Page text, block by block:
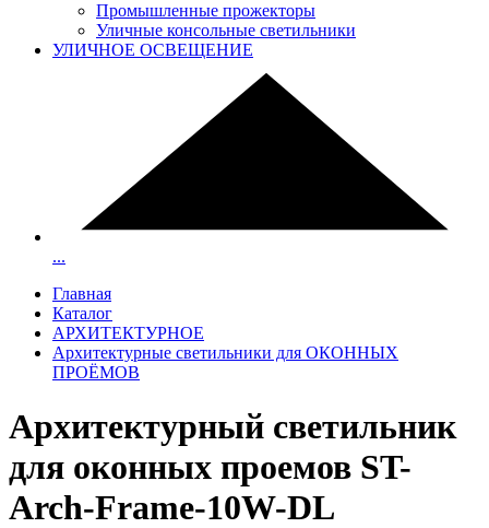
Промышленные прожекторы
Уличные консольные светильники
УЛИЧНОЕ ОСВЕЩЕНИЕ
...
Главная
Каталог
АРХИТЕКТУРНОЕ
Архитектурные светильники для ОКОННЫХ
ПРОЁМОВ
Архитектурный светильник
для оконных проемов ST-
Arch-Frame-10W-DL